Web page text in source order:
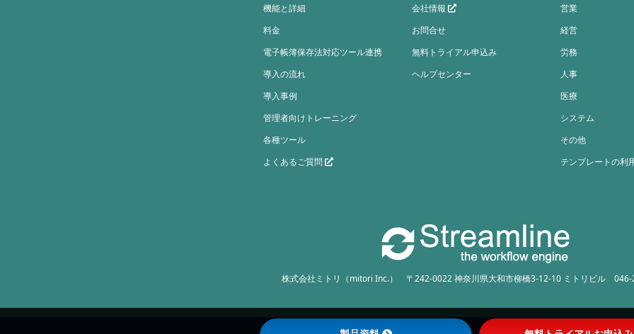
機能と詳細
料金
電子帳簿保存法対応ツール連携
導入の流れ
導入事例
管理者向けトレーニング
各種ツール
よくあるご質問
会社情報
お問合せ
無料トライアル申込み
ヘルプセンター
営業
経営
労務
人事
医療
システム
その他
テンプレートの利
株式会社ミトリ（mitori Inc.） 〒242-0022 神奈川県大和市柳橋3-12-10 ミトリビル